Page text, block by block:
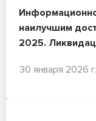
наилучшим
2025.
30 января 2026 г.